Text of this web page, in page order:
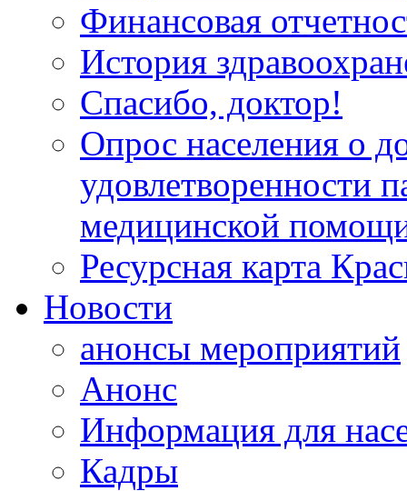
Финансовая
История
Спасибо, доктор!
Опрос населения о
удовлетворенности
медицинской
Ресурсная карта
Новости
анонсы мероприятий
Анонс
Информация для
Кадры